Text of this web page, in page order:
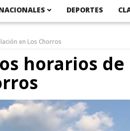
DEPORTES
en Los Chorros
horarios de